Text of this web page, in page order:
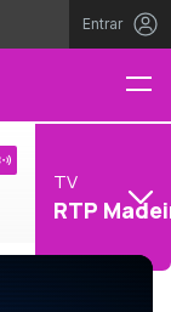
Entrar
TV
RTP